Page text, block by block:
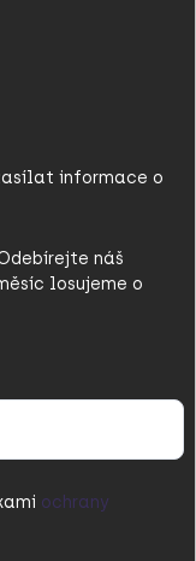
informace o
náš
losujeme o
ochrany